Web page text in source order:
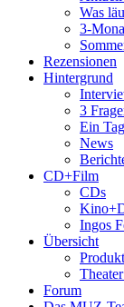
Was
3-
Rezensionen
Hintergrund
3
Ein
News
CD+Film
CDs
Ingos
Übersicht
Forum